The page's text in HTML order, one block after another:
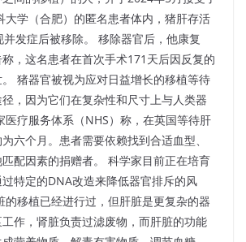
大学（合肥）的匿名患者体内，猪肝存活
发症后被移除。 移除器官后，他康复
，这名患者在首次手术171天后因反复的
猪器官被视为应对日益增长的移植等待
，因为它们在复杂性和尺寸上与人类器
医疗服务体系（NHS）称，在英国等待肝
六个月。患者需要依赖找到合适血型、
配因素的捐赠者。 科学家目前正在培育
特定的DNA改造来降低器官排斥的风
的移植已经进行过，但肝脏是更复杂的器
作，肾脏负责过滤废物，而肝脏的功能